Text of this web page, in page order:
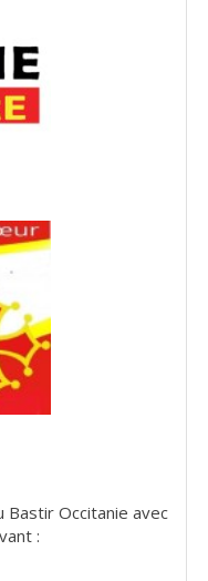
Bastir Occitanie avec
: